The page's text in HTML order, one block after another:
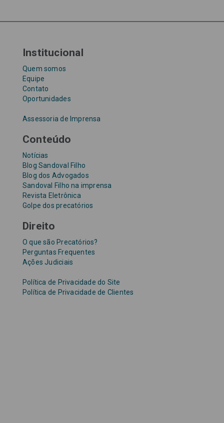
Institucional
Quem somos
Equipe
Contato
Oportunidades
Assessoria de Imprensa
Conteúdo
Notícias
Blog Sandoval Filho
Blog dos Advogados
Sandoval Filho na imprensa
Revista Eletrônica
Golpe dos precatórios
Direito
O que são Precatórios?
Perguntas Frequentes
Ações Judiciais
Política de Privacidade do Site
Política de Privacidade de Clientes